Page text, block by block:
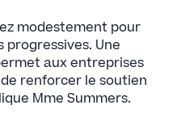
modestement pour
Une
aux entreprises
renforcer le soutien
Mme Summers.